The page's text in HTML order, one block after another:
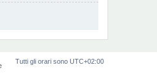
Tutti gli orari sono UTC+02:00